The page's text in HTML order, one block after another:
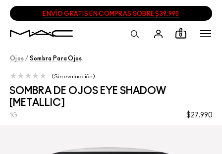
ENVÍO GRATIS EN COMPRAS SOBRE $39.990
0
Ojos / Sombra Para Ojos
SOMBRA DE OJOS EYE SHADOW
[METALLIC]
$27.990
1G
Sin evaluación